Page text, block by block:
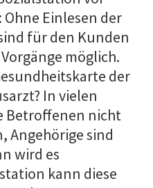
Einlesen der
für den Kunden
möglich.
der
In vielen
Betroffenen nicht
Angehörige sind
wird es
kann diese